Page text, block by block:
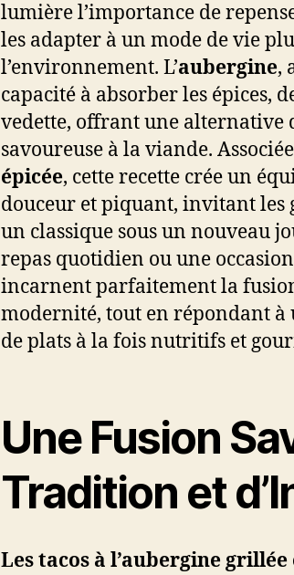
lumière l’importance de
les adapter à un mode de vie
l’environnement. L’aubergine,
capacité à absorber les épices,
vedette, offrant une alternative
savoureuse à la viande.
épicée, cette recette crée un
douceur et piquant, invitant les
un classique sous un nouveau
repas quotidien ou une
incarnent parfaitement la
modernité, tout en répondant à
de plats à la fois nutritifs et
Une Fusion
Tradition et
Les tacos à l’aubergine